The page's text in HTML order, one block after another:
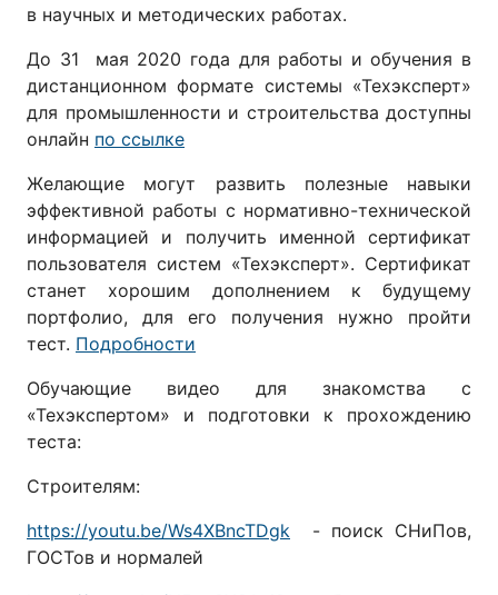
в научных и методических работах.
До 31 мая 2020 года для работы и обучения в
дистанционном формате системы «Техэксперт»
для промышленности и строительства доступны
онлайн по ссылке
Желающие могут развить полезные навыки
эффективной работы с нормативно-технической
информацией и получить именной сертификат
пользователя систем «Техэксперт». Сертификат
станет хорошим дополнением к будущему
портфолио, для его получения нужно пройти
тест. Подробности
Обучающие видео для знакомства с
«Техэкспертом» и подготовки к прохождению
теста:
Строителям:
https://youtu.be/Ws4XBncTDgk - поиск СНиПов,
ГОСТов и нормалей